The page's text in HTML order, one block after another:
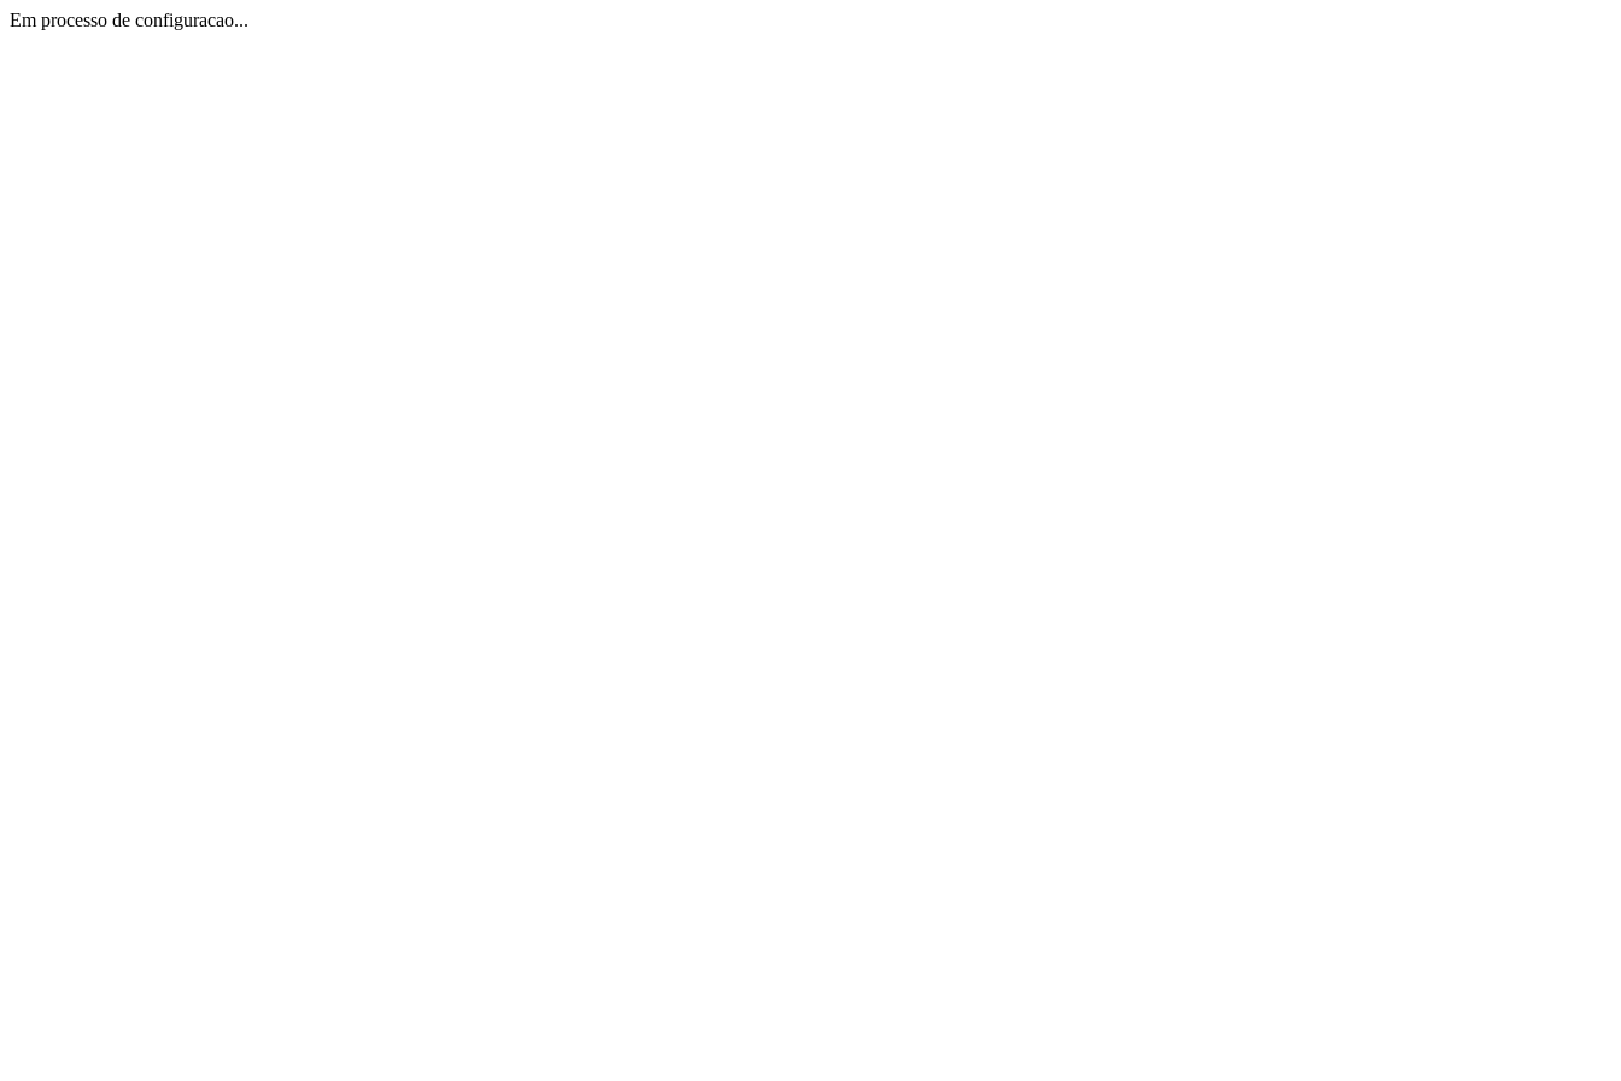
Em processo de configuracao...